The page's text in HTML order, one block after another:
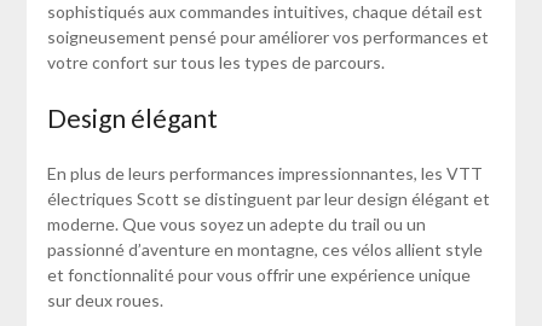
sophistiqués aux commandes intuitives, chaque détail est
soigneusement pensé pour améliorer vos performances et
votre confort sur tous les types de parcours.
Design élégant
En plus de leurs performances impressionnantes, les VTT
électriques Scott se distinguent par leur design élégant et
moderne. Que vous soyez un adepte du trail ou un
passionné d’aventure en montagne, ces vélos allient style
et fonctionnalité pour vous offrir une expérience unique
sur deux roues.